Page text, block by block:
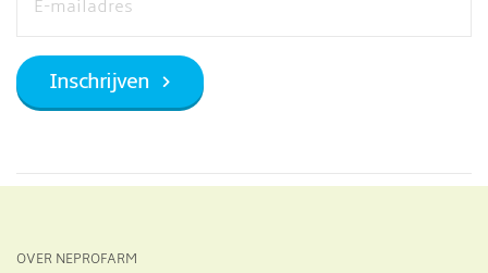
OVER NEPROFARM